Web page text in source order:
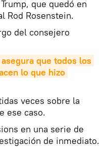
que quedó en
Rod Rosenstein.
del consejero
que todos los
lo que hizo
veces sobre la
ese caso.
en una serie de
de inmediato.